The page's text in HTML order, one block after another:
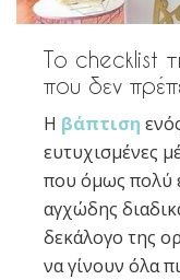
Το checklist
που δεν
Η βάπτιση
ευτυχισμένες
που όμως πολύ
αγχώδης
δεκάλογο της
να γίνουν όλα